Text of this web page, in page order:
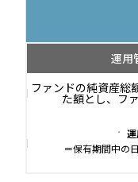
運用
ファンドの純資産総
た額とし、フ
＝保有期間中の